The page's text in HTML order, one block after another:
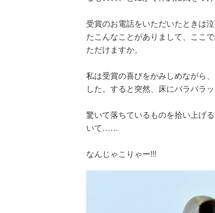
受賞のお電話をいただいたときは
たこんなことがありまして、ここ
ただけますか。
私は受賞の喜びをかみしめながら
した。すると突然、床にバラバ
驚いて落ちているものを拾い上げ
いて……
なんじゃこりゃー!!!